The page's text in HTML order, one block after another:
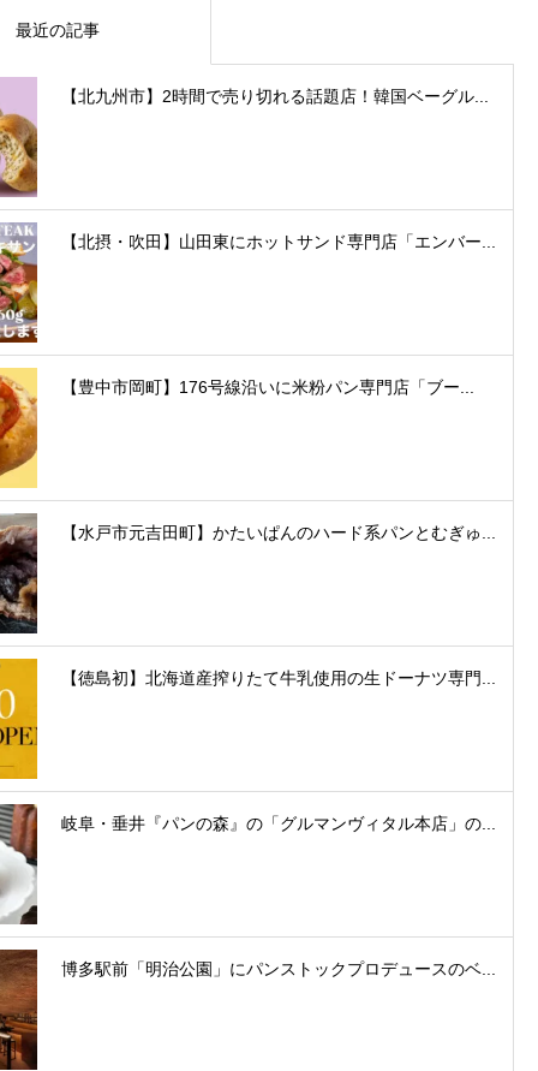
最近の記事
【北九州市】2時間で売り切れる話題店！韓国ベーグル...
【北摂・吹田】山田東にホットサンド専門店「エンバー...
【豊中市岡町】176号線沿いに米粉パン専門店「ブー...
【水戸市元吉田町】かたいぱんのハード系パンとむぎゅ...
【徳島初】北海道産搾りたて牛乳使用の生ドーナツ専門...
岐阜・垂井『パンの森』の「グルマンヴィタル本店」の...
博多駅前「明治公園」にパンストックプロデュースのベ...